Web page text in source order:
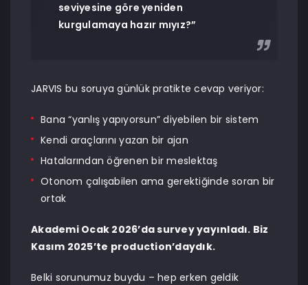
seviyesine göre yeniden
kurgulamaya hazır mıyız?”
JARVIS bu soruya günlük pratikte cevap veriyor:
Bana “yanlış yapıyorsun” diyebilen bir sistem
Kendi araçlarını yazan bir ajan
Hatalarından öğrenen bir meslektaş
Otonom çalışabilen ama gerektiğinde soran bir
ortak
Akademi Ocak 2026’da survey yayınladı. Biz
Kasım 2025’te production’daydık.
Belki sorunumuz buydu – hep erken geldik